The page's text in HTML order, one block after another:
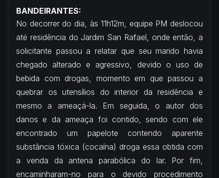
BANDEIRANTES:
No decorrer do dia, às 11h12m, equipe PM deslocou
até residência do Jardim San Rafael, onde então, a
solicitante passou a relatar que seu marido havia
chegado alterado e agressivo, devido o uso de
bebida com drogas, momento em que passou a
quebrar os utensílios do interior da residência e
mesmo a ameaçá-la. Em seguida, o autor dos
danos e da ameaça foi contido, sendo com ele
encontrado um papelote contendo aparente
substância tóxica (cocaína) droga essa obtida com
a venda da antena parabólica do lar. Por fim,
encaminharam-no para o devido procedimento